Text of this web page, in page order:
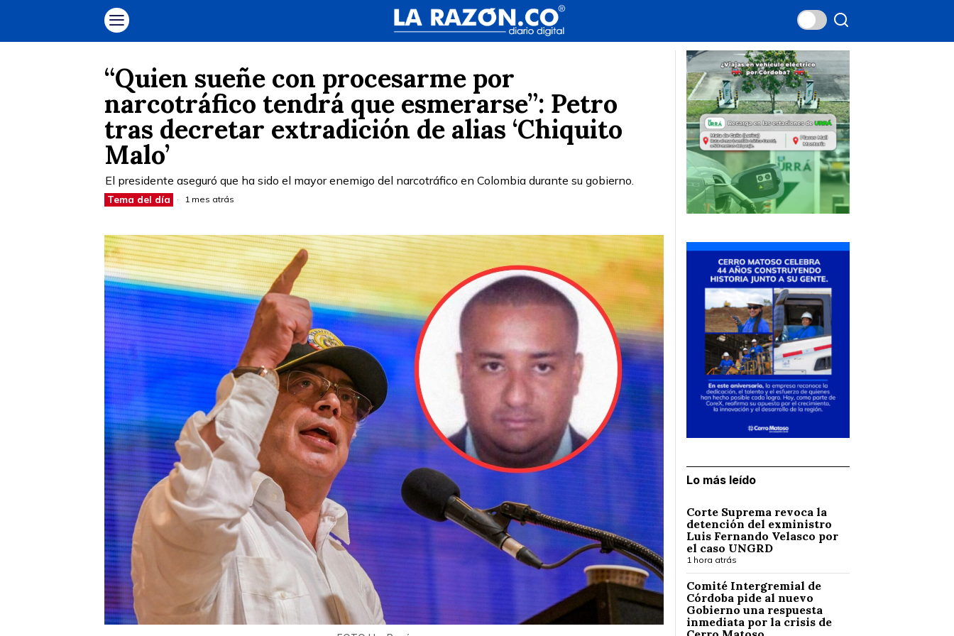
“Quien sueñe con procesarme por
narcotráfico tendrá que esmerarse”: Petro
tras decretar extradición de alias ‘Chiquito
Malo’
El presidente aseguró que ha sido el mayor enemigo del narcotráfico en Colombia durante su gobierno.
Tema del día 1 mes atrás
Lo más leído
Corte Suprema revoca la
detención del exministro
Luis Fernando Velasco por
el caso UNGRD
1 hora atrás
Comité Intergremial de
Córdoba pide al nuevo
Gobierno una respuesta
inmediata por la crisis de